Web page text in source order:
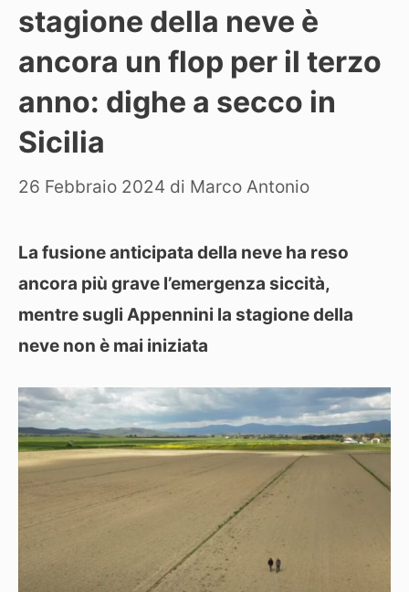
stagione della neve è
ancora un flop per il terzo
anno: dighe a secco in
Sicilia
26 Febbraio 2024 di Marco Antonio
La fusione anticipata della neve ha reso
ancora più grave l’emergenza siccità,
mentre sugli Appennini la stagione della
neve non è mai iniziata